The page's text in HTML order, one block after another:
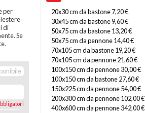
per
di
Se
20x30 cm da bastone 7,20 €
30x45 cm da bastone 9,60 €
50x75 cm da bastone 13,20 €
50x75 cm da pennone 14,40 €
70x105 cm da bastone 19,20 €
70x105 cm da pennone 21,60 €
100x150 cm da pennone 30,00 €
100x150 cm da bastone 27,60 €
150x225 cm da pennone 54,00 €
200x300 cm da pennone 102,00 €
400x600 cm da pennone 342,00 €